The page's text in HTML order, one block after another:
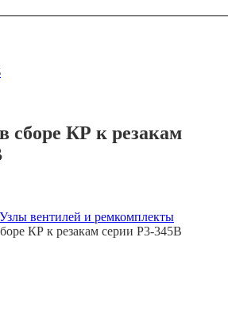
сборе КР к резакам
Узлы вентилей и ремкомплекты
КР к резакам серии Р3-345В